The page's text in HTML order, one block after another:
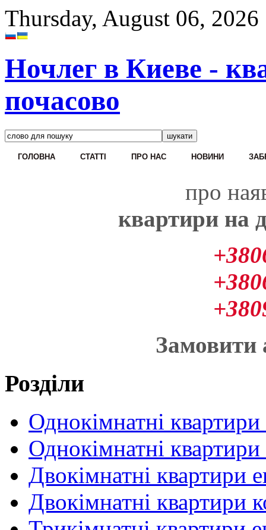
Thursday, August 06, 2026
Ночлег в Киеве -
почасово
ГОЛОВНА CТАТТІ ПРО НАС НОВИНИ
про
квартири на
Замовити
Розділи
Однокімнатні
Однокімнатні
Двокімнатні квартири
Двокімнатні квартири